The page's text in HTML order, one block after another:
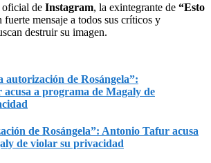
oficial de Instagram, la exintegrante de “Esto
fuerte mensaje a todos sus críticos y
destruir su imagen.
de Rosángela”: Antonio Tafur acusa
de violar su privacidad